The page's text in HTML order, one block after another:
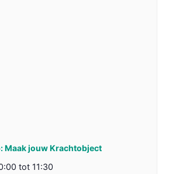
Maak jouw Krachtobject
tot 11:30